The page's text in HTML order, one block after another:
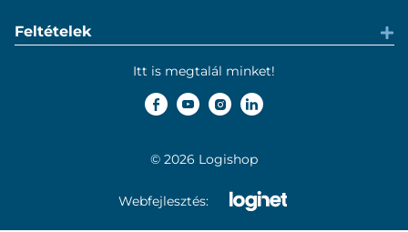
Feltételek
Itt is megtalál minket!
© 2026 Logishop
Webfejlesztés: